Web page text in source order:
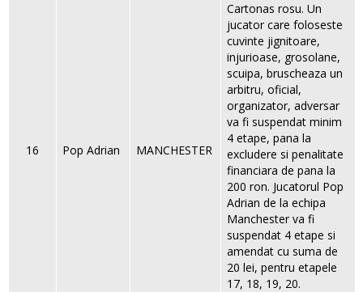
16 Pop Adrian MANCHESTER
Cartonas rosu. Un
jucator care foloseste
cuvinte jignitoare,
injurioase, grosolane,
scuipa, bruscheaza un
arbitru, oficial,
organizator, adversar
va fi suspendat minim
4 etape, pana la
excludere si penalitate
financiara de pana la
200 ron. Jucatorul Pop
Adrian de la echipa
Manchester va fi
suspendat 4 etape si
amendat cu suma de
20 lei, pentru etapele
17, 18, 19, 20.